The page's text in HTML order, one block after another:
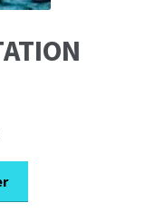
: